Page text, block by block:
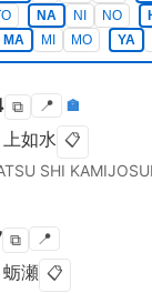
NA NI NO
MA
MI MO YA
⧉ 📍 🏣
上如水 📋
SHI KAMIJOSUI
⧉ 📍
蛎瀬 📋